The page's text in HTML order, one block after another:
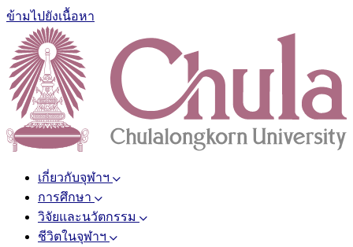
ข้ามไปยังเนื้อหา
เกี่ยวกับจุฬาฯ
การศึกษา
วิจัยและนวัตกรรม
ชีวิตในจุฬาฯ